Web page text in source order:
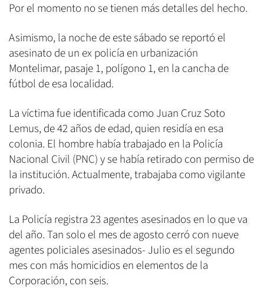
Por el momento no se tienen más detalles del hecho.
Asimismo, la noche de este sábado se reportó el
asesinato de un ex policía en urbanización
Montelimar, pasaje 1, polígono 1, en la cancha de
fútbol de esa localidad.
La víctima fue identificada como Juan Cruz Soto
Lemus, de 42 años de edad, quien residía en esa
colonia. El hombre había trabajado en la Policía
Nacional Civil (PNC) y se había retirado con permiso de
la institución. Actualmente, trabajaba como vigilante
privado.
La Policía registra 23 agentes asesinados en lo que va
del año. Tan solo el mes de agosto cerró con nueve
agentes policiales asesinados- Julio es el segundo
mes con más homicidios en elementos de la
Corporación, con seis.